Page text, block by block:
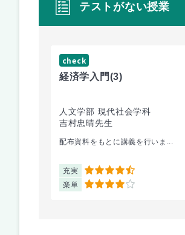
テストがない授業
check
経済学入門(3)
人文学部 現代社会学科
吉村忠晴先生
配布資料をもとに講義を行いま...
充実 4.5
楽単 4